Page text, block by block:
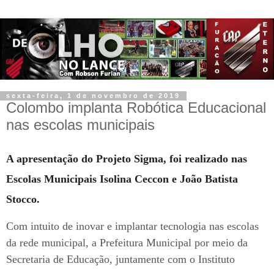
sexta-feira, 1 de novembro de 2019
Colombo implanta Robótica Educacional
nas escolas municipais
A apresentação do Projeto Sigma, foi realizado nas
Escolas Municipais Isolina Ceccon e João Batista
Stocco.
Com intuito de inovar e implantar tecnologia nas escolas
da rede municipal, a Prefeitura Municipal por meio da
Secretaria de Educação, juntamente com o Instituto